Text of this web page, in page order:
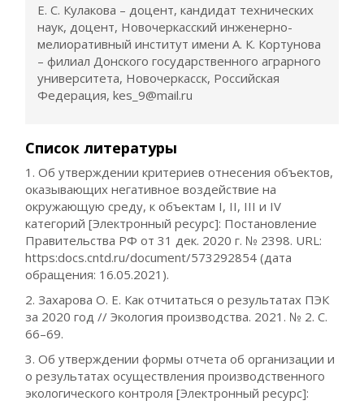
Е. С. Кулакова – доцент, кандидат технических
наук, доцент, Новочеркасский инженерно-
мелиоративный институт имени А. К. Кортунова
– филиал Донского государственного аграрного
университета, Новочеркасск, Российская
Федерация, kes_9@mail.ru
Список литературы
1. Об утверждении критериев отнесения объектов,
оказывающих негативное воздействие на
окружающую среду, к объектам I, II, III и IV
категорий [Электронный ресурс]: Постановление
Правительства РФ от 31 дек. 2020 г. № 2398. URL:
https:docs.cntd.ru/document/573292854 (дата
обращения: 16.05.2021).
2. Захарова О. Е. Как отчитаться о результатах ПЭК
за 2020 год // Экология производства. 2021. № 2. С.
66–69.
3. Об утверждении формы отчета об организации и
о результатах осуществления производственного
экологического контроля [Электронный ресурс]: